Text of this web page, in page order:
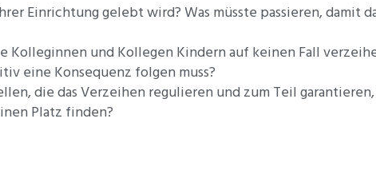
Einrichtung gelebt wird? Was müsste passieren, damit
Kolleginnen und Kollegen Kindern auf keinen Fall
eine Konsequenz folgen muss?
die das Verzeihen regulieren und zum Teil
Platz finden?